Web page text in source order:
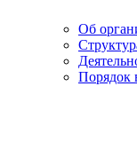
Об
Порядок